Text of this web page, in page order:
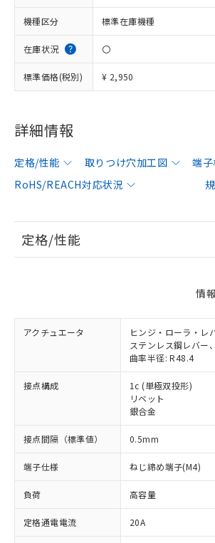
機種区分 標準在庫機種
在庫状況 〇
標準価格(税別) ¥ 2,950
詳細情報
定格/性能 取りつけ穴加工図 端
RoHS/REACH対応状況
定格/性能
情
アクチュエータ
ヒンジ・ローラ・
ステンレス鋼レバー
曲率半径: R48.4
接点構成
1c (単極双投形)
リベット
銀合金
接点間隔（標準値） 0.5mm
端子仕様 ねじ締め端子(M4)
負荷 高容量
定格通電電流 20A